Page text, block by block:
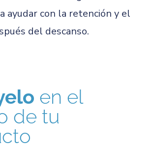
ayudar con la retención y el
del descanso.
en el
de tu